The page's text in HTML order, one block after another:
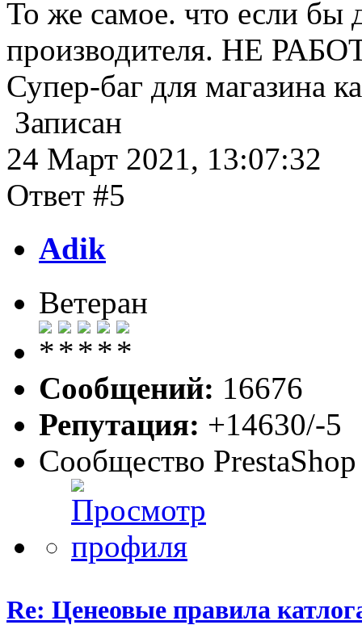
То же самое. что если бы
производителя. НЕ
Супер-баг для магазина
Записан
24 Март 2021, 13:07:32
Ответ #5
Adik
Ветеран
Сообщений: 16676
Репутация: +14630/-5
Сообщество PrestaShop
Re: Ценеовые правила